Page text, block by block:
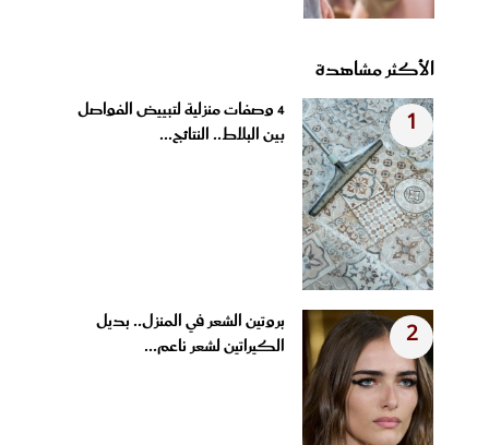
الأكثر مشاهدة
1
4 وصفات منزلية لتبييض الفواصل
بين البلاط.. النتائج...
2
بروتين الشعر في المنزل.. بديل
الكيراتين لشعر ناعم...